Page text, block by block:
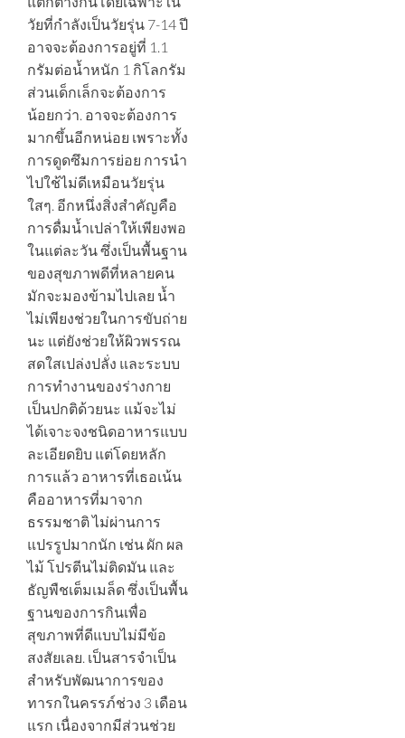
วัยที่กำลังเป็นวัยรุ่น 7-14 ปี
อาจจะต้องการอยู่ที่ 1.1
กรัมต่อน้ำหนัก 1 กิโลกรัม
ส่วนเด็กเล็กจะต้องการ
น้อยกว่า. อาจจะต้องการ
มากขึ้นอีกหน่อย เพราะทั้ง
การดูดซึมการย่อย การนำ
ไปใช้ไม่ดีเหมือนวัยรุ่น
ใสๆ. อีกหนึ่งสิ่งสำคัญคือ
การดื่มน้ำเปล่าให้เพียงพอ
ในแต่ละวัน ซึ่งเป็นพื้นฐาน
ของสุขภาพดีที่หลายคน
มักจะมองข้ามไปเลย น้ำ
ไม่เพียงช่วยในการขับถ่าย
นะ แต่ยังช่วยให้ผิวพรรณ
สดใสเปล่งปลั่ง และระบบ
การทำงานของร่างกาย
เป็นปกติด้วยนะ แม้จะไม่
ได้เจาะจงชนิดอาหารแบบ
ละเอียดยิบ แต่โดยหลัก
การแล้ว อาหารที่เธอเน้น
คืออาหารที่มาจาก
ธรรมชาติ ไม่ผ่านการ
แปรรูปมากนัก เช่น ผัก ผล
ไม้ โปรตีนไม่ติดมัน และ
ธัญพืชเต็มเมล็ด ซึ่งเป็นพื้น
ฐานของการกินเพื่อ
สุขภาพที่ดีแบบไม่มีข้อ
สงสัยเลย. เป็นสารจำเป็น
สำหรับพัฒนาการของ
ทารกในครรภ์ช่วง 3 เดือน
แรก เนื่องจากมีส่วนช่วย